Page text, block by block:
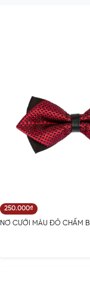
250.000₫
NƠ CƯỚI MÀU ĐỎ CHẤM BI